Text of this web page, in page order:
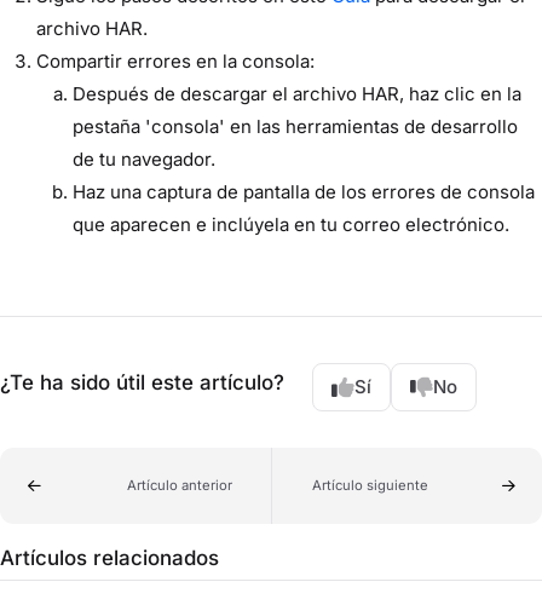
archivo HAR.
Compartir errores en la consola:
Después de descargar el archivo HAR, haz clic en la
pestaña 'consola' en las herramientas de desarrollo
de tu navegador.
Haz una captura de pantalla de los errores de consola
que aparecen e inclúyela en tu correo electrónico.
¿Te ha sido útil este artículo? Sí No
Artículo anterior Artículo siguiente
Artículos relacionados